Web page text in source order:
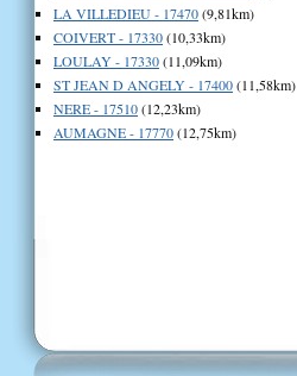
LA VILLEDIEU - 17470(9,81km)
COIVERT - 17330(10,33km)
LOULAY - 17330(11,09km)
ST JEAN D ANGELY - 17400(11,58km)
NERE - 17510(12,23km)
AUMAGNE - 17770(12,75km)